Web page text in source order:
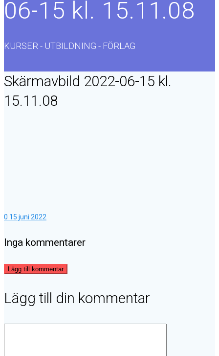
06-15 kl. 15.11.08
KURSER - UTBILDNING - FÖRLAG
Skärmavbild 2022-06-15 kl.
15.11.08
0 15 juni 2022
Inga kommentarer
Lägg till kommentar
Lägg till din kommentar